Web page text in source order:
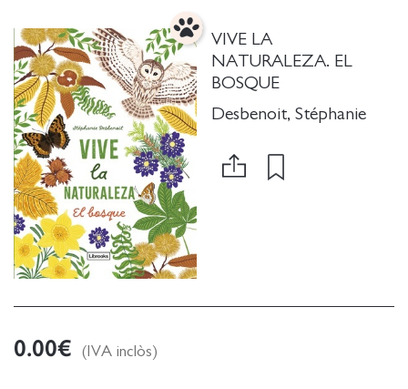
VIVE LA
NATURALEZA. EL
BOSQUE
Desbenoit, Stéphanie
0.00€ (IVA inclòs)